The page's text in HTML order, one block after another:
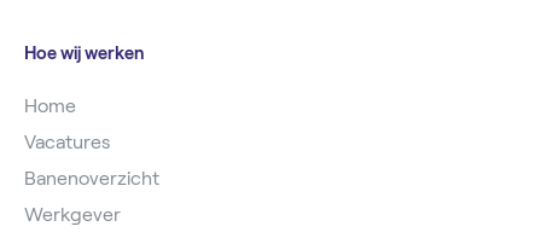
Hoe wij werken
Home
Vacatures
Banenoverzicht
Werkgever